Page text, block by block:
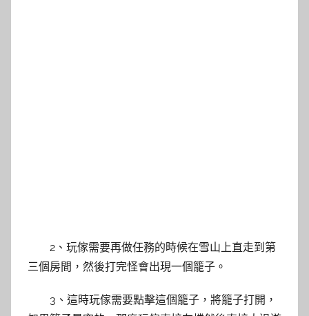
2、玩傢需要再做任務的時候在雪山上直走到第
三個房間，然後打完怪會出現一個籠子。
3、這時玩傢需要點擊這個籠子，將籠子打開，